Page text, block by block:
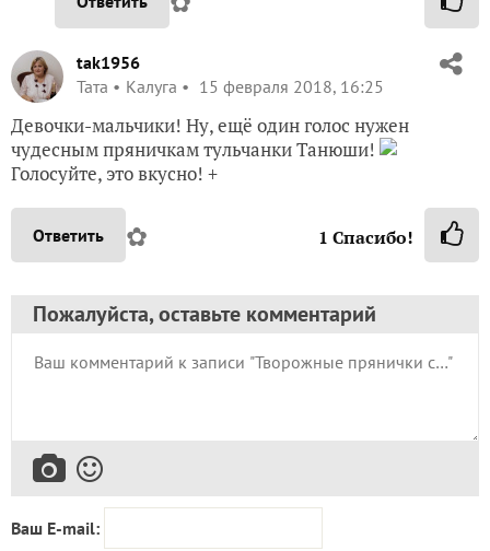
tak1956
Taта
Калуга 15 февраля 2018, 16:25
Девочки-мальчики! Ну, ещё один голос нужен
чудесным пряничкам тульчанки Танюши!
Голосуйте, это вкусно! +
Ответить ✿ 1 Спасибо!
Пожалуйста, оставьте комментарий
Ваш E-mail: